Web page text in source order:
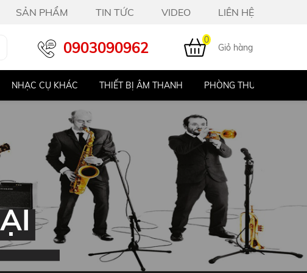
SẢN PHẨM TIN TỨC VIDEO LIÊN HỆ
0903090962 0
Giỏ hàng
NHẠC CỤ KHÁC THIẾT BỊ ÂM THANH PHÒNG THU STUDIO